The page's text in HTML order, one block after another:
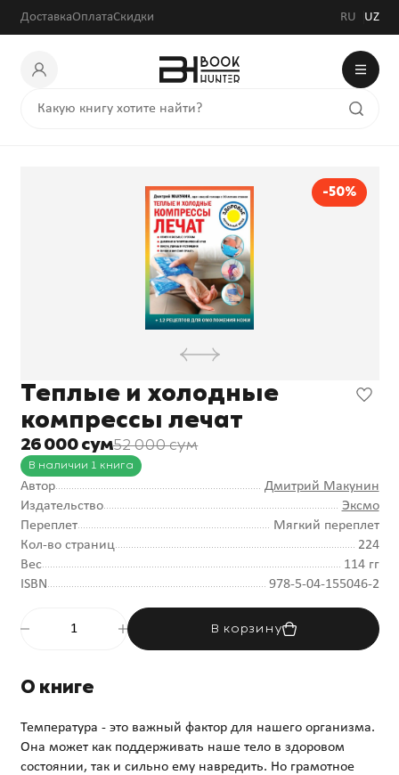
ДоставкаОплатаСкидки RU UZ
-50%
Теплые и холодные
компрессы лечат
26 000 сум52 000 сум
В наличии 1 книга
Автор
Дмитрий Макунин
Издательство
Эксмо
Переплет
Мягкий переплет
Кол-во страниц
224
Вес
114 гг
ISBN
978-5-04-155046-2
В корзину
О книге
Температура - это важный фактор для нашего организма.
Она может как поддерживать наше тело в здоровом
состоянии, так и сильно ему навредить. Но грамотное